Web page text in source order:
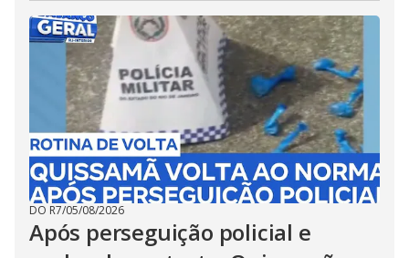
DO R7/05/08/2026
Após perseguição policial e